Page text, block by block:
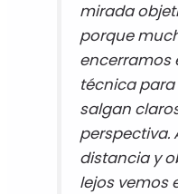
mirada
porque
encerramos
técnica
salgan
perspectiva.
distancia y
lejos vemos